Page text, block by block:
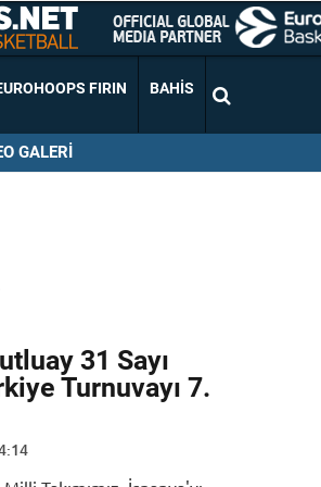
FIRIN BAHIS
GALERI
31 Sayı
Turnuvayı 7.